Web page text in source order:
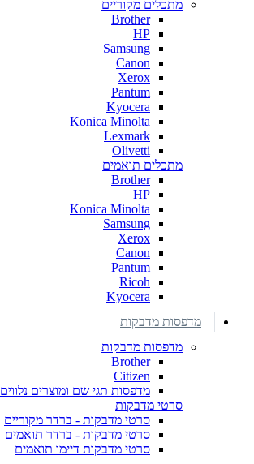
מתכלים מקוריים
Brother
HP
Samsung
Canon
Xerox
Pantum
Kyocera
Konica Minolta
Lexmark
Olivetti
מתכלים תואמים
Brother
HP
Konica Minolta
Samsung
Xerox
Canon
Pantum
Ricoh
Kyocera
מדפסות מדבקות
מדפסות מדבקות
Brother
Citizen
מדפסות תגי שם ומוצרים נלווים
סרטי מדבקות
סרטי מדבקות - ברדר מקוריים
סרטי מדבקות - ברדר תואמים
סרטי מדבקות דיימו תואמים